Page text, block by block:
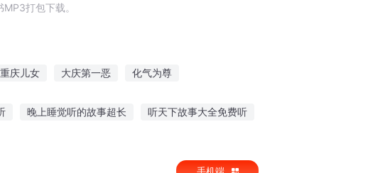
打包下载。
重庆儿女 大庆第一恶 化气为尊
晚上睡觉听的故事超长 听天下故事大全免费听